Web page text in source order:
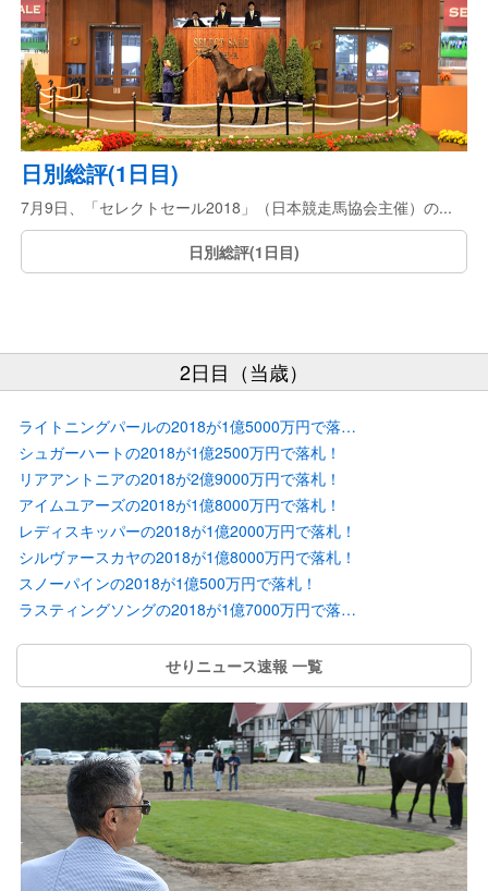
日別総評(1日目)
7月9日、「セレクトセール2018」（日本競走馬協会主催）の...
日別総評(1日目)
2日目（当歳）
ライトニングパールの2018が1億5000万円で落札！
シュガーハートの2018が1億2500万円で落札！
リアアントニアの2018が2億9000万円で落札！
アイムユアーズの2018が1億8000万円で落札！
レディスキッパーの2018が1億2000万円で落札！
シルヴァースカヤの2018が1億8000万円で落札！
スノーパインの2018が1億500万円で落札！
ラスティングソングの2018が1億7000万円で落札！
せりニュース速報 一覧